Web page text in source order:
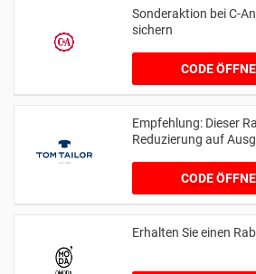
Sonderaktion bei C-
sichern
CODE
Empfehlung: Dieser
Reduzierung auf
CODE
Erhalten Sie einen